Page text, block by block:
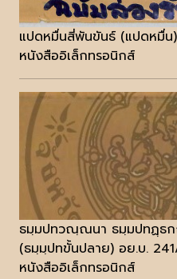
แปดหมื่นสี่พันขันธ์ (แปดหมื่น
หนังสืออิเล็กทรอนิกส์
ธมฺมปทวณฺณนา ธมฺมปทฏฺธ
(ธมฺมฺปทขั้นปลาย) อย.บ.
หนังสืออิเล็กทรอนิกส์